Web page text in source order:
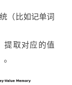
（比如记单词
提取对应的值